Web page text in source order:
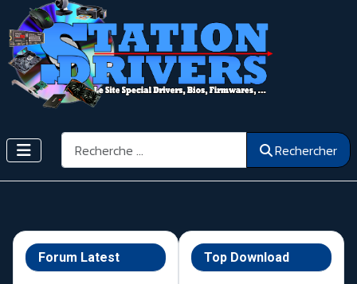
Rechercher Rechercher
Forum Latest Top Download